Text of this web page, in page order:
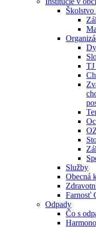
Školstvo
TJ
Služby
Obecná
Farnosť
Odpady
Čo s